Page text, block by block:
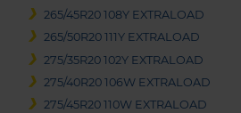
265/45R20 108Y EXTRALOAD
265/50R20 111Y EXTRALOAD
275/35R20 102Y EXTRALOAD
275/40R20 106W EXTRALOAD
275/45R20 110W EXTRALOAD